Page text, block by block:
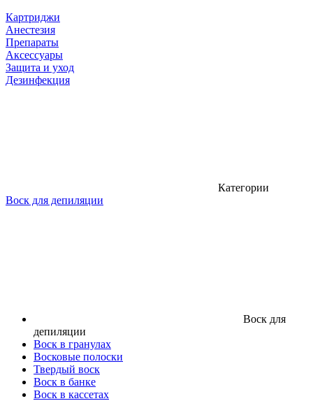
Картриджи
Анестезия
Препараты
Аксессуары
Защита и уход
Дезинфекция
Категории
Воск для депиляции
Воск для
депиляции
Воск в гранулах
Восковые полоски
Твердый воск
Воск в банке
Воск в кассетах